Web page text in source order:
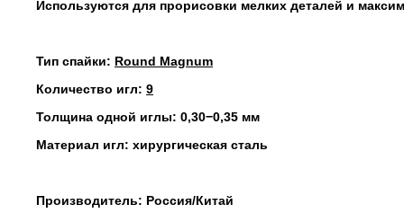
Используются для прорисовки мелких деталей и
Тип спайки: Round Magnum
Количество игл: 9
Толщина одной иглы: 0,30−0,35 мм
Материал игл: хирургическая сталь
Производитель: Россия/Китай